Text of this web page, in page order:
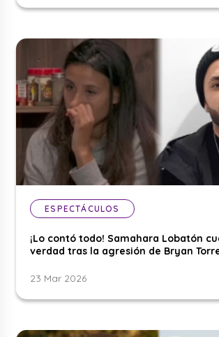
ESPECTÁCULOS
¡Lo contó todo! Samahara Lobatón
verdad tras la agresión de Bryan
23 Mar 2026